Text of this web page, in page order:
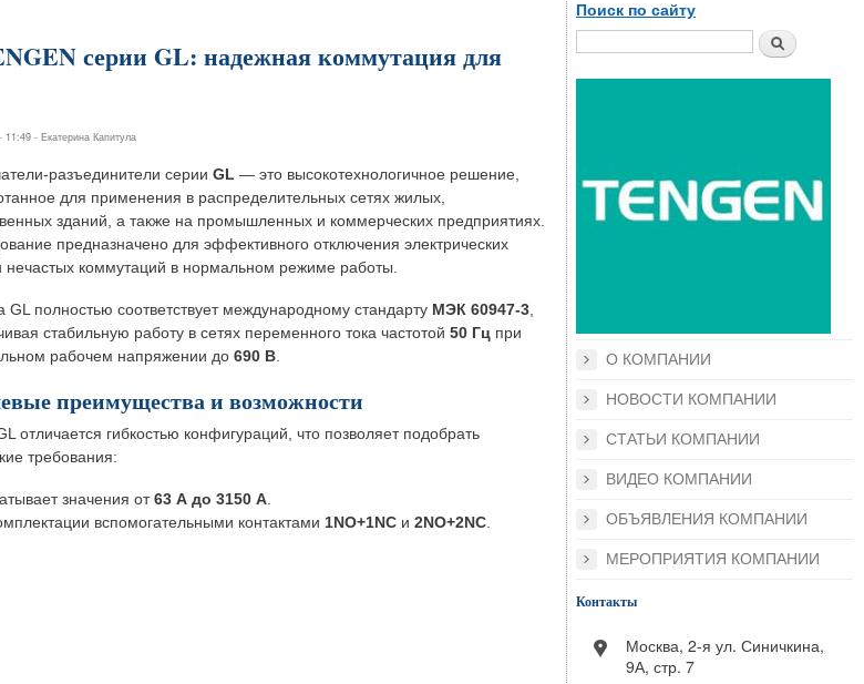
серии GL: надежная коммутация для
11:49 - Екатерина Капитула
разъединители серии GL — это высокотехнологичное решение,
для применения в распределительных сетях жилых,
зданий, а также на промышленных и коммерческих предприятиях.
предназначено для эффективного отключения электрических
нечастых коммутаций в нормальном режиме работы.
GL полностью соответствует международному стандарту МЭК 60947-3
стабильную работу в сетях переменного тока частотой 50 Гц при
рабочем напряжении до 690 В
преимущества и возможности
отличается гибкостью конфигураций, что позволяет подобрать
требования:
значения от63 А до 3150 А
вспомогательными контактами 1NO+1NC и 2NO+2NC
Поиск по сайту
Поиск
О КОМПАНИИ
НОВОСТИ КОМПАНИИ
СТАТЬИ КОМПАНИИ
ВИДЕО КОМПАНИИ
ОБЪЯВЛЕНИЯ КОМПАНИИ
МЕРОПРИЯТИЯ КОМПАНИИ
Контакты
Москва, 2-я ул. Синичкина,
9А, стр. 7